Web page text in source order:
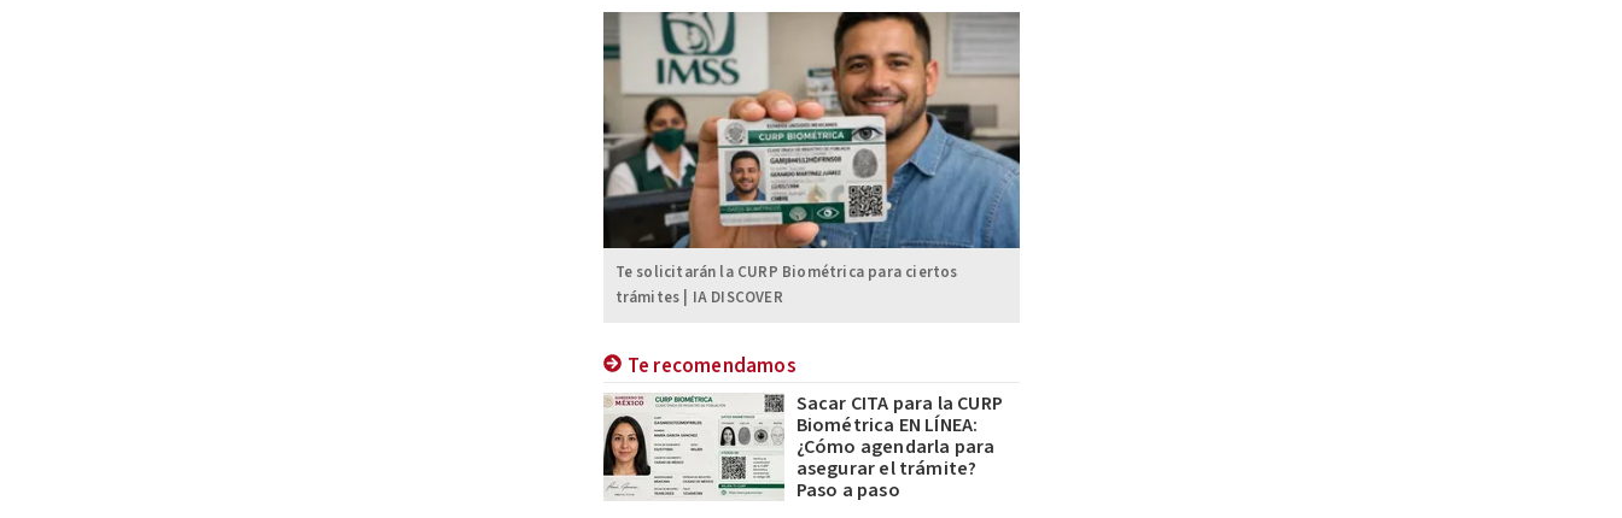
Te solicitarán la CURP Biométrica para ciertos
trámites | IA DISCOVER
Te recomendamos
Sacar CITA para la CURP
Biométrica EN LÍNEA:
¿Cómo agendarla para
asegurar el trámite?
Paso a paso